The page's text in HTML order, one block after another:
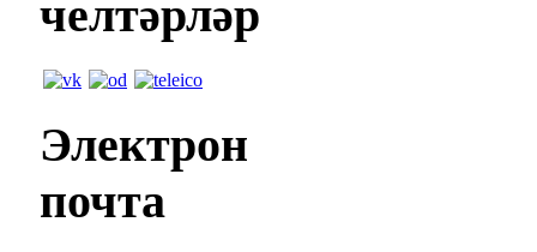
челтәрләр
Электрон
почта